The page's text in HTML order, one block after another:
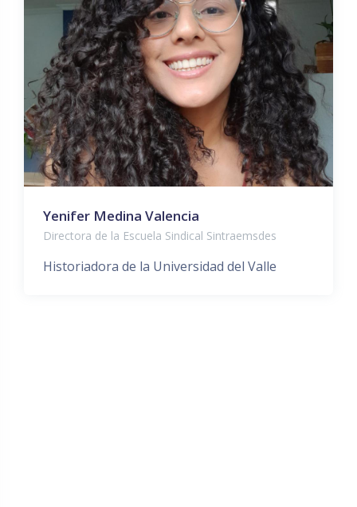
Yenifer Medina Valencia
Directora de la Escuela Sindical Sintraemsdes
Historiadora de la Universidad del Valle